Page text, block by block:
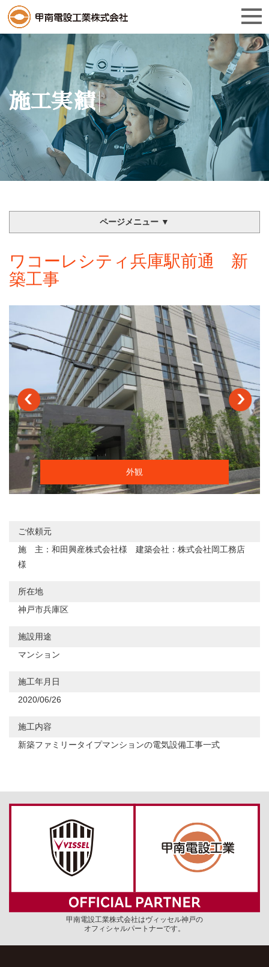
施工実績
ページメニュー ▼
ワコーレシティ兵庫駅前通 新
築工事
外観
ご依頼元
施 主：和田興産株式会社様 建築会社：株式会社岡工務店
様
所在地
神戸市兵庫区
施設用途
マンション
施工年月日
2020/06/26
施工内容
新築ファミリータイプマンションの電気設備工事一式
甲南電設工業株式会社はヴィッセル神戸の
オフィシャルパートナーです。